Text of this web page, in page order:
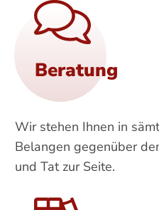
Beratung
Wir stehen Ihnen in
Belangen gegenüber
und Tat zur Seite.